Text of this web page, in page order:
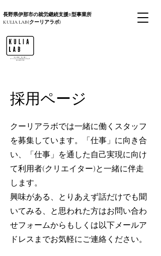
長野県伊那市の就労継続支援B型事業所
KULIA LAB(クーリアラボ)
​採用ページ
クーリアラボでは一緒に働くスタッフ
を募集しています。「仕事」に向き合
い、「仕事」を通した自己実現に向け
て利用者(クリエイター)と一緒に伴走
します。
​興味がある、とりあえず話だけでも聞
いてみる、と思われた方はお問い合わ
せフォームからもしくは以下メールア
ドレスまでお気軽にご連絡ください。